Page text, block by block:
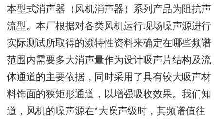
本型式消声器（风机消声器）系列产品为阻抗声
流型。本厂根据对各类风机运行现场噪声源进行
实际测试所取得的濒特性资料来确定在哪些频谱
范围内需要多大消声量作为设计吸声片结构及流
体通道的主要依据，同时采用了具有较大吸声材
料饰面的狭矩形通道，以增强吸收效果。我们知
道，风机的噪声源在*大噪声级时，其频谱值往